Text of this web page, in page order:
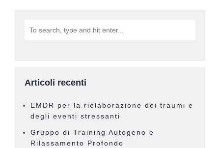
Articoli recenti
EMDR per la rielaborazione dei traumi e
degli eventi stressanti
Gruppo di Training Autogeno e
Rilassamento Profondo